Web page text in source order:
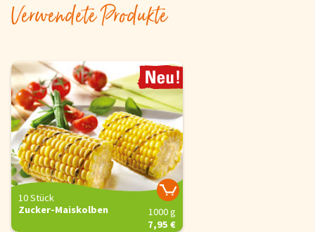
Verwendete Produkte
10 Stück
Zucker-Maiskolben
1000 g
7,95 €